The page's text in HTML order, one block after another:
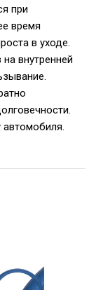
при
время
в уходе.
внутренней
автомобиля.